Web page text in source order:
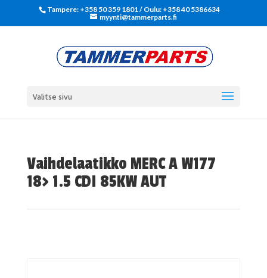
Tampere: +358 50 359 1801‬ / Oulu: +358 40 5386634
myynti@tammerparts.fi
Valitse sivu
Vaihdelaatikko MERC A W177
18> 1.5 CDI 85KW AUT